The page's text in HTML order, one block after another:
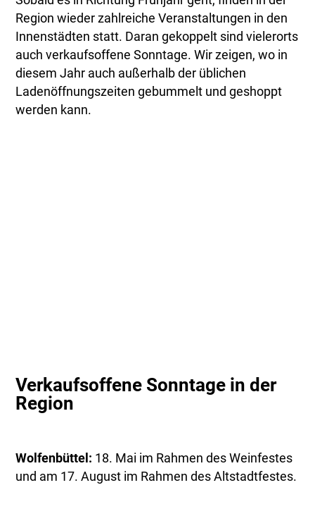
Region wieder zahlreiche Veranstaltungen in den
Innenstädten statt. Daran gekoppelt sind vielerorts
auch verkaufsoffene Sonntage. Wir zeigen, wo in
diesem Jahr auch außerhalb der üblichen
Ladenöffnungszeiten gebummelt und geshoppt
werden kann.
Verkaufsoffene Sonntage in der
Region
Wolfenbüttel: 18. Mai im Rahmen des Weinfestes
und am 17. August im Rahmen des Altstadtfestes.